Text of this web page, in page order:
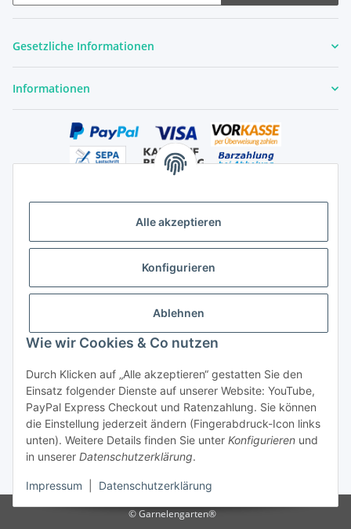
Alle akzeptieren
Konfigurieren
Ablehnen
Wie wir Cookies & Co nutzen
Durch Klicken auf „Alle akzeptieren“ gestatten Sie den
Einsatz folgender Dienste auf unserer Website: YouTube,
PayPal Express Checkout und Ratenzahlung. Sie können
die Einstellung jederzeit ändern (Fingerabdruck-Icon links
unten). Weitere Details finden Sie unter Konfigurieren und
in unserer Datenschutzerklärung.
Impressum Datenschutzerklärung
Gesetzliche Informationen
Informationen
Vertrag widerrufen
© Garnelengarten®